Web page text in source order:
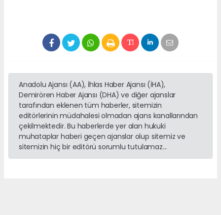
Anadolu Ajansı (AA), İhlas Haber Ajansı (İHA),
Demirören Haber Ajansı (DHA) ve diğer ajanslar
tarafından eklenen tüm haberler, sitemizin
editörlerinin müdahalesi olmadan ajans kanallarından
çekilmektedir. Bu haberlerde yer alan hukuki
muhataplar haberi geçen ajanslar olup sitemiz ve
sitemizin hiç bir editörü sorumlu tutulamaz...